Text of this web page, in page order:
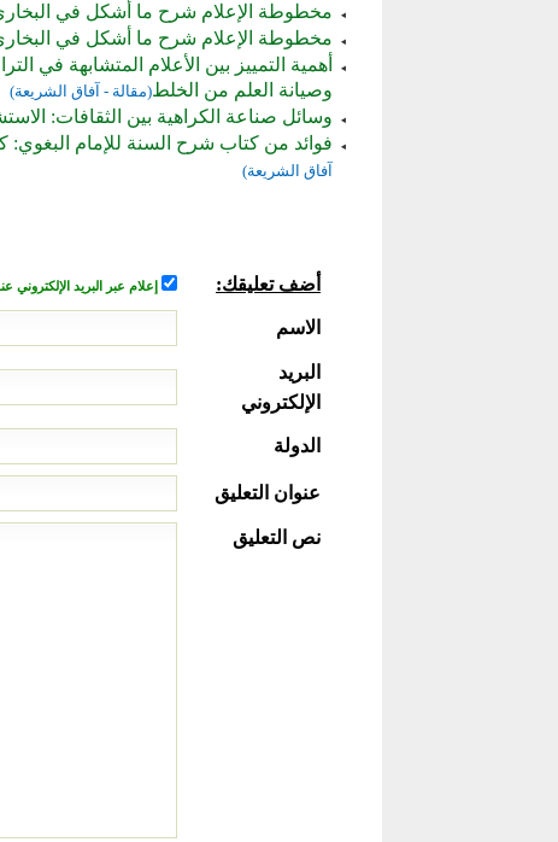
مخطوطة الإعلام شرح ما أشكل في البخاري
مخطوطة الإعلام شرح ما أشكل في البخاري
أهمية التمييز بين الأعلام المتشابهة في
وصيانة العلم من الخلط(مقالة - آفاق الشريعة)
وسائل صناعة الكراهية بين الثقافات:
فوائد من كتاب شرح السنة للإمام البغوي:
آفاق الشريعة)
أضف تعليقك: إعلام عبر البريد الإلكتروني
الاسم
البريد
الإلكتروني
الدولة
عنوان التعليق
نص التعليق